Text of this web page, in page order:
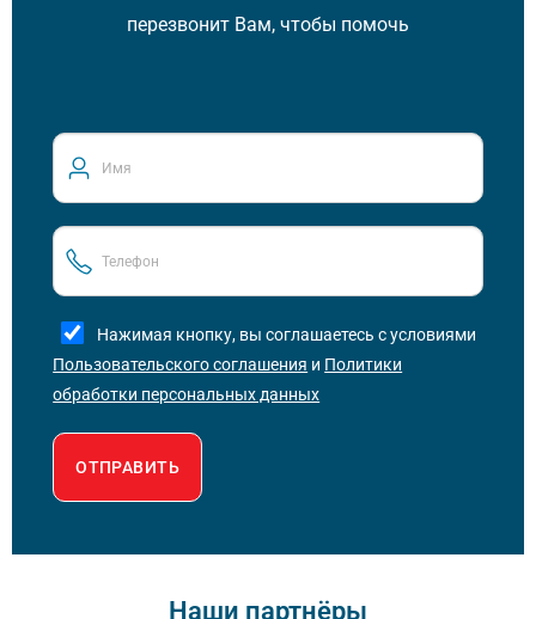
перезвонит Вам, чтобы помочь
Нажимая кнопку, вы соглашаетесь с условиями
Пользовательского соглашения и Политики
обработки персональных данных
ОТПРАВИТЬ
Наши партнёры